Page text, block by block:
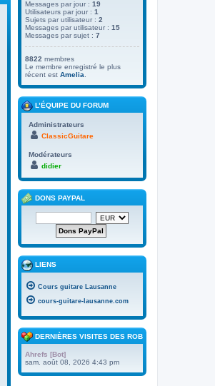
Messages par jour : 19
Utilisateurs par jour : 1
Sujets par utilisateur : 2
Messages par utilisateur : 15
Messages par sujet : 7
8822 membres
Le membre enregistré le plus
récent est Amelia
L’ÉQUIPE DU FORUM
Administrateurs
ClassicGuitare
Modérateurs
didier
DONS PAYPAL
LIENS
Cours guitare Lausanne
cours-guitare-lausanne.com
DERNIÈRES VISITES DES ROBOTS
Ahrefs [Bot]
sam. août 08, 2026 4:43 pm